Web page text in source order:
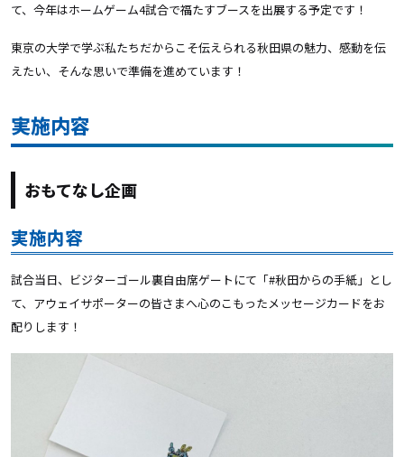
て、今年はホームゲーム4試合で福たすブースを出展する予定です！
東京の大学で学ぶ私たちだからこそ伝えられる秋田県の魅力、感動を伝
えたい、そんな思いで準備を進めています！
実施内容
おもてなし企画
実施内容
試合当日、ビジターゴール裏自由席ゲートにて「#秋田からの手紙」とし
て、アウェイサポーターの皆さまへ心のこもったメッセージカードをお
配りします！